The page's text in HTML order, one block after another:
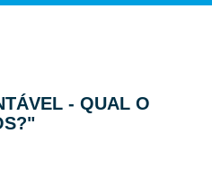
- QUAL O